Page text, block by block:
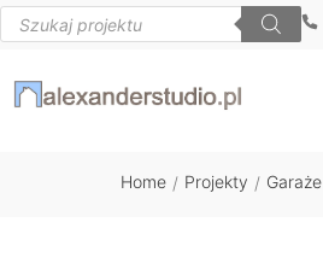
Home / Projekty / Garaże